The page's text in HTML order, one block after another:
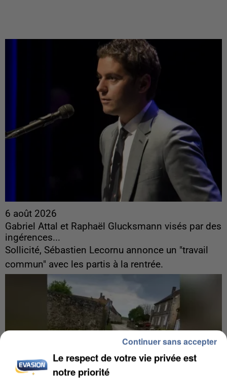
6 août 2026
Gabriel Attal et Raphaël Glucksmann visés par des
ingérences...
Sollicité, Sébastien Lecornu annonce un "travail
commun" avec les partis à la rentrée.
Le respect de votre vie privée est
notre priorité
Continuer sans accepter